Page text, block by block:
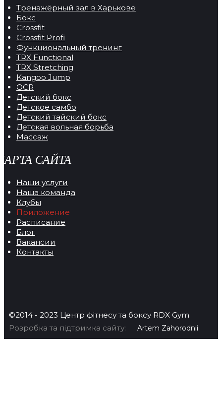
Тренажёрный зал в Харькове
Бокс
Crossfit
Crossfit Profi
Функциональный тренинг
TRX Functional
TRX Stretching
Kangoo Jump
OCR
Детский бокс
Детское самбо
Детский тайский бокс
Детская вольная борьба
Массаж
САЙТА
Наши услуги
Наша команда
Клубы
Приложение
Расписание
Блог
Вакансии
Контакты
©2014 - 2023 Центр фітнесу та боксу RDX Gym
Розробка та підтримка сайту:
Artem Zahorodnii